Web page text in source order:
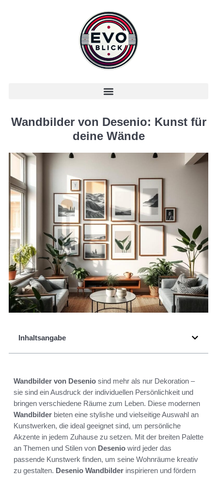
Wandbilder von Desenio: Kunst für
deine Wände
Inhaltsangabe
Wandbilder von Desenio sind mehr als nur Dekoration –
sie sind ein Ausdruck der individuellen Persönlichkeit und
bringen verschiedene Räume zum Leben. Diese modernen
Wandbilder bieten eine stylishe und vielseitige Auswahl an
Kunstwerken, die ideal geeignet sind, um persönliche
Akzente in jedem Zuhause zu setzen. Mit der breiten Palette
an Themen und Stilen von Desenio wird jeder das
passende Kunstwerk finden, um seine Wohnräume kreativ
zu gestalten. Desenio Wandbilder inspirieren und fördern